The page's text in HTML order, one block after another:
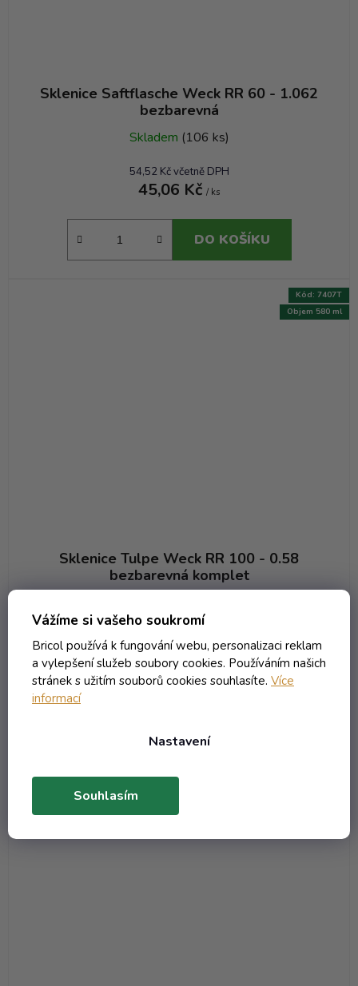
Vážíme si vašeho soukromí
Bricol používá k fungování webu, personalizaci reklam
a vylepšení služeb soubory cookies. Používáním našich
stránek s užitím souborů cookies souhlasíte. Více
informací
Nastavení
Souhlasím
Sklenice Saftflasche Weck RR 60 - 1.062
bezbarevná
Skladem (106 ks)
54,52 Kč včetně DPH
45,06 Kč / ks
DO KOŠÍKU
Sklenice Tulpe Weck RR 100 - 0.58
bezbarevná komplet
67,82 Kč včetně DPH
56,05 Kč/ ks
Objem 580 ml
Kód: 7407T